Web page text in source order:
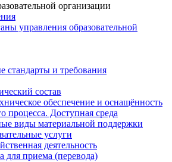
организации
управления образовательной
стандарты и требования
состав
обеспечение и оснащённость
процесса. Доступная среда
виды материальной поддержки
услуги
деятельность
для приема (перевода)